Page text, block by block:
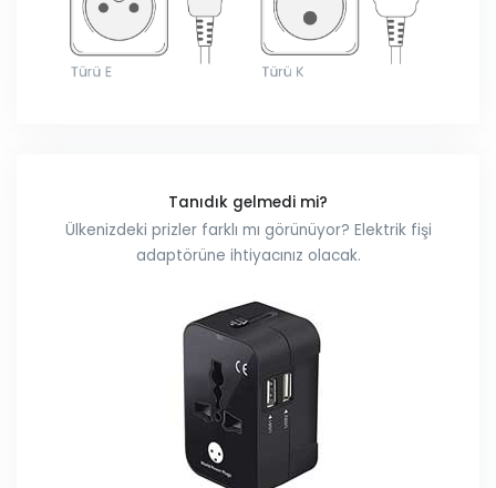
Tanıdık gelmedi mi?
Ülkenizdeki prizler farklı mı görünüyor? Elektrik fişi
adaptörüne ihtiyacınız olacak.